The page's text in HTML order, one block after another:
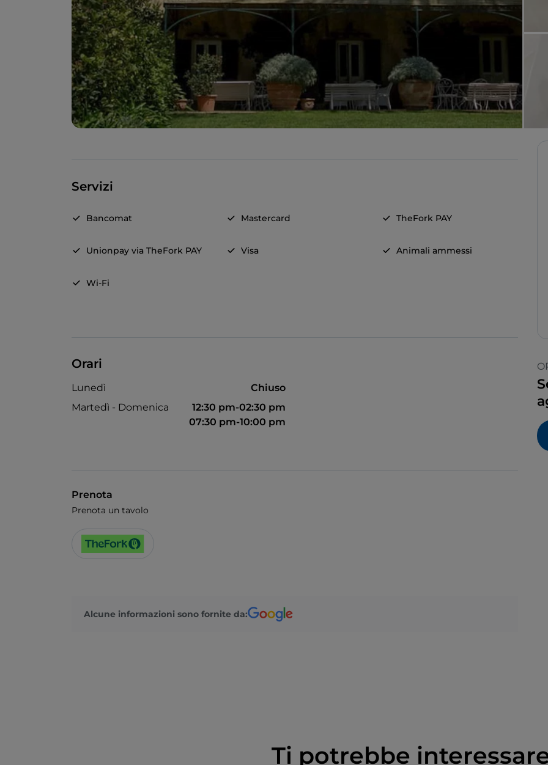
Servizi
Bancomat Mastercard TheFork PAY
Unionpay via TheFork PAY Visa Animali ammessi
Wi-Fi
Orari
Lunedì
Chiuso
Martedì - Domenica
12:30 pm-02:30 pm
07:30 pm-10:00 pm
Prenota
Prenota un tavolo
Alcune informazioni sono fornite da:
Ti potrebbe